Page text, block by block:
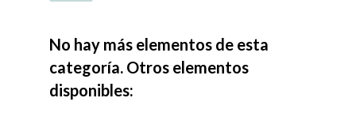
No hay más elementos de esta
categoría. Otros elementos
disponibles: